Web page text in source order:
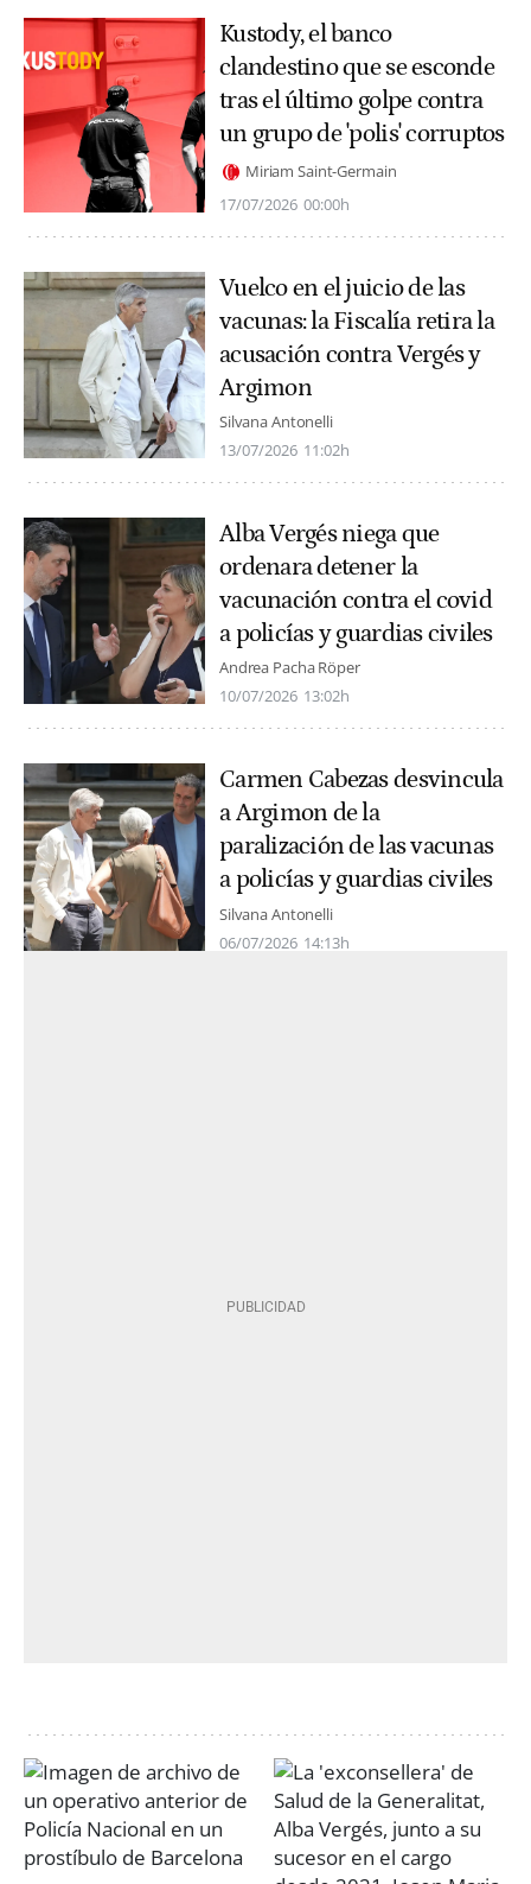
Kustody, el banco
clandestino que se esconde
tras el último golpe contra
un grupo de 'polis' corruptos
Miriam Saint-Germain
17/07/2026 00:00h
Vuelco en el juicio de las
vacunas: la Fiscalía retira la
acusación contra Vergés y
Argimon
Silvana Antonelli
13/07/2026 11:02h
Alba Vergés niega que
ordenara detener la
vacunación contra el covid
a policías y guardias civiles
Andrea Pacha Röper
10/07/2026 13:02h
Carmen Cabezas desvincula
a Argimon de la
paralización de las vacunas
a policías y guardias civiles
Silvana Antonelli
06/07/2026 14:13h